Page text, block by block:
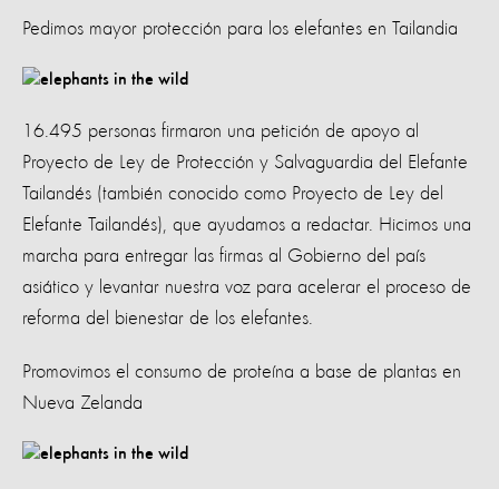
Pedimos mayor protección para los elefantes en Tailandia
16.495 personas firmaron una petición de apoyo al
Proyecto de Ley de Protección y Salvaguardia del Elefante
Tailandés (también conocido como Proyecto de Ley del
Elefante Tailandés), que ayudamos a redactar. Hicimos una
marcha para entregar las firmas al Gobierno del país
asiático y levantar nuestra voz para acelerar el proceso de
reforma del bienestar de los elefantes.
Promovimos el consumo de proteína a base de plantas en
Nueva Zelanda